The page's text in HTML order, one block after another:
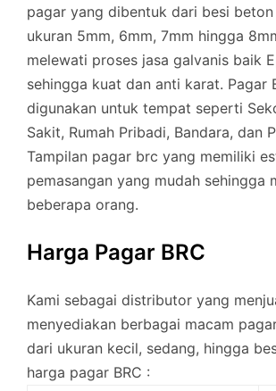
pagar yang dibentuk dari besi beton
ukuran 5mm, 6mm, 7mm hingga
melewati proses jasa galvanis baik
sehingga kuat dan anti karat. Pagar
digunakan untuk tempat seperti
Sakit, Rumah Pribadi, Bandara, dan
Tampilan pagar brc yang memiliki
pemasangan yang mudah sehingga
beberapa orang.
Harga Pagar BRC
Kami sebagai distributor yang
menyediakan berbagai macam
dari ukuran kecil, sedang, hingga
harga pagar BRC :